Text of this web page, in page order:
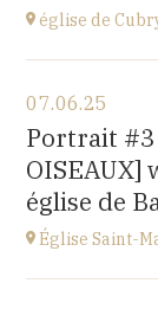
Buy your
église de
église Saint-
rue du
at20H00
07.06.25
Portrait #3
OISEAUX]
église de
Église Saint-